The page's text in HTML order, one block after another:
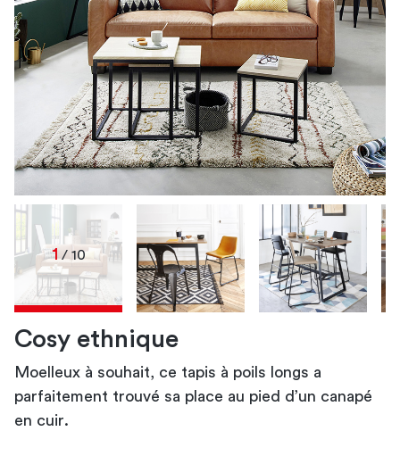
1 / 10
Cosy ethnique
Moelleux à souhait, ce tapis à poils longs a
parfaitement trouvé sa place au pied d’un canapé
en cuir.
tapis déco
salle de séjour
lumineuse
tapis déco
tapis décotapis déco